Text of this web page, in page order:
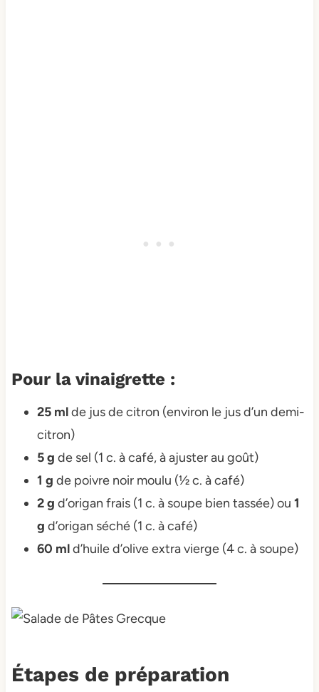
Pour la vinaigrette :
25 mlde jus de citron (environ le jus d’un demi-
citron)
5 g de sel (1 c. à café, à ajuster au goût)
1 g de poivre noir moulu (½ c. à café)
2 g d’origan frais (1 c. à soupe bien tassée) ou 1
g d’origan séché (1 c. à café)
60 mld’huile d’olive extra vierge (4 c. à soupe)
Étapes de préparation